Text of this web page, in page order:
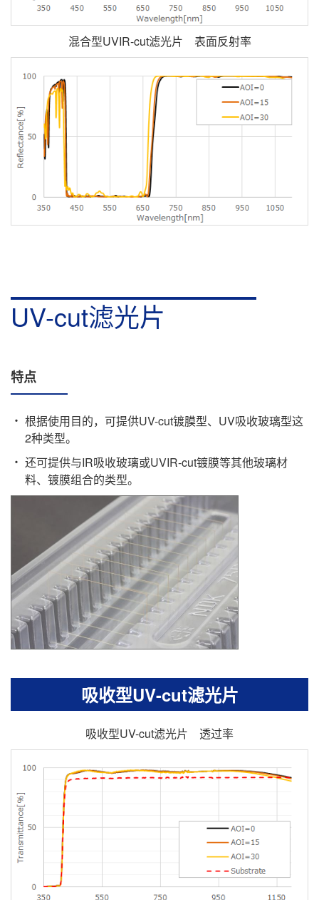
混合型UVIR-cut滤光片 表面反射率
UV-cut滤光片
特点
根据使用目的，可提供UV-cut镀膜型、UV吸收玻璃型这
2种类型。
还可提供与IR吸收玻璃或UVIR-cut镀膜等其他玻璃材
料、镀膜组合的类型。
吸收型UV-cut滤光片
吸收型UV-cut滤光片 透过率